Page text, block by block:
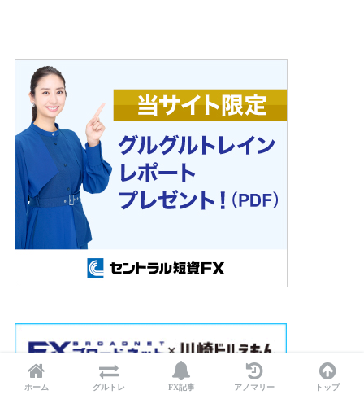
ホーム グルトレ FX記事 アノマリー トップ